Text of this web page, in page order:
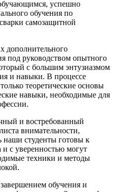
успешно
обучения по
самозащитной
дополнительного
под руководством опытного
с большим энтузиазмом
и навыки. В процессе
теоретические основы
навыки, необходимые для
и востребованный
внимательности,
наши студенты готовы к
с уверенностью могут
техники и методы
обучения и